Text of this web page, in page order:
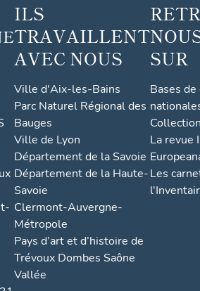
ILS
TRAVAILLENT
AVEC NOUS
Ville d'Aix-les-Bains
Parc Naturel Régional des
Bauges
Ville de Lyon
Département de la Savoie
Département de la Haute-
Savoie
Clermont-Auvergne-
Métropole
Pays d’art et d’histoire de
Trévoux Dombes Saône
Vallée
SUR
Bases
La revue
Les